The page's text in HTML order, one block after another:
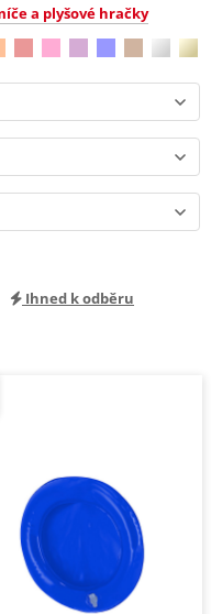
a plyšové hračky
Ihned k odběru